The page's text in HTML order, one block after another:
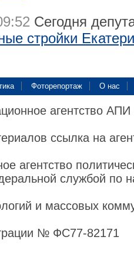
Сегодня
стройки
Фоторепортаж О нас
агентство
ссылка на
агентство
службой по
и массовых
№ ФС77-82171